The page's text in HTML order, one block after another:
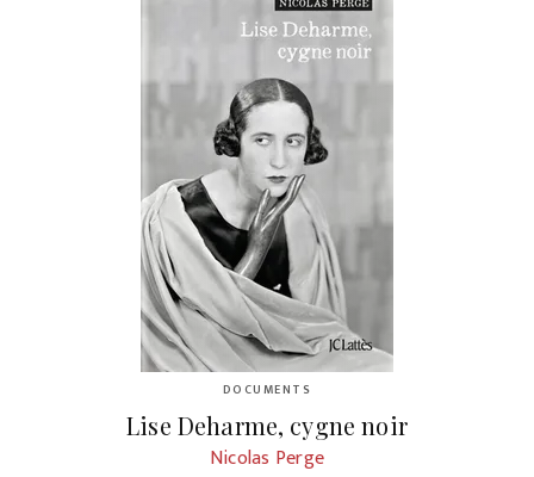
DOCUMENTS
Lise Deharme, cygne noir
Nicolas Perge